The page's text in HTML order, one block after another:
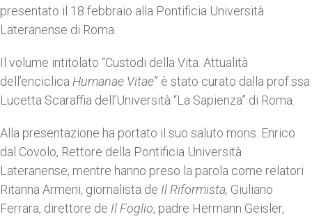
presentato il 18 febbraio alla Pontificia Università
Lateranense di Roma.
Il volume intitolato “Custodi della Vita. Attualità
dell’enciclica Humanae Vitae” è stato curato dalla prof.ssa
Lucetta Scaraffia dell’Università “La Sapienza” di Roma.
Alla presentazione ha portato il suo saluto mons. Enrico
dal Covolo, Rettore della Pontificia Università
Lateranense, mentre hanno preso la parola come relatori
Ritanna Armeni, giornalista de Il Riformista, Giuliano
Ferrara, direttore de Il Foglio, padre Hermann Geisler,